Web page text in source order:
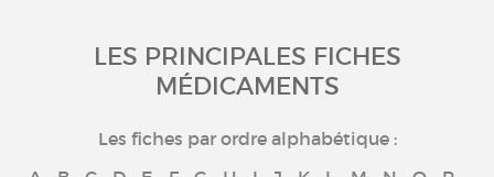
LES PRINCIPALES FICHES
MÉDICAMENTS
Les fiches par ordre alphabétique :